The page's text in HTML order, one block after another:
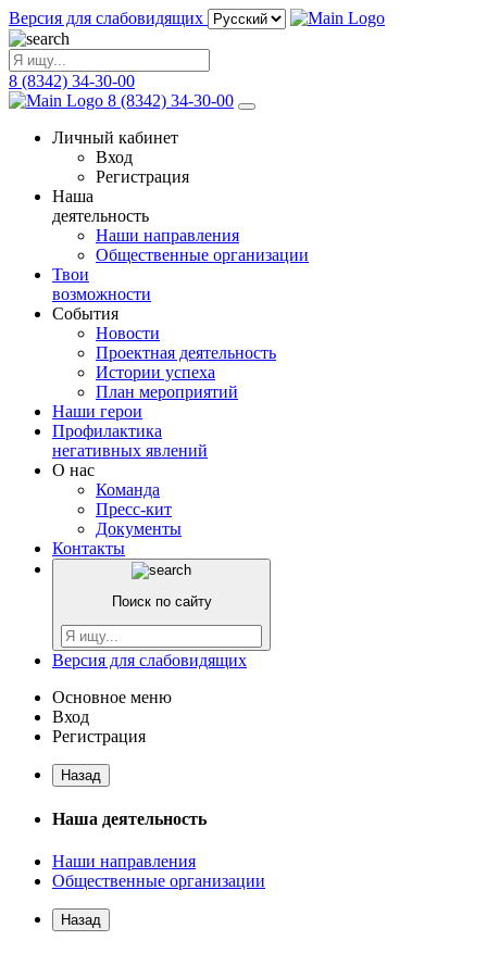
Версия для слабовидящих
8 (8342) 34-30-00
8 (8342) 34-30-00
Личный кабинет
Вход
Регистрация
Наша
деятельность
Наши направления
Общественные организации
Твои
возможности
События
Новости
Проектная деятельность
Истории успеха
План мероприятий
Наши герои
Профилактика
негативных явлений
О нас
Команда
Пресс-кит
Документы
Контакты
Поиск по сайту
Версия для слабовидящих
Основное меню
Вход
Регистрация
Назад
Наша деятельность
Наши направления
Общественные организации
Назад